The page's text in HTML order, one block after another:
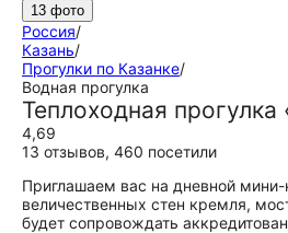
13 фото
Россия/
Казань/
Прогулки по Казанке/
Водная прогулка
Теплоходная прогулка
4,69
13 отзывов, 460 посетили
Приглашаем вас на дневной
величественных стен кремля,
будет сопровождать